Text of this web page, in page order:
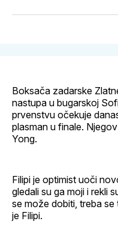
Boksača zadarske
nastupa u bugarskoj
prvenstvu očekuje
plasman u finale.
Yong.
Filipi je optimist uoči
gledali su ga moji i rekli
se može dobiti, treba se
je Filipi.